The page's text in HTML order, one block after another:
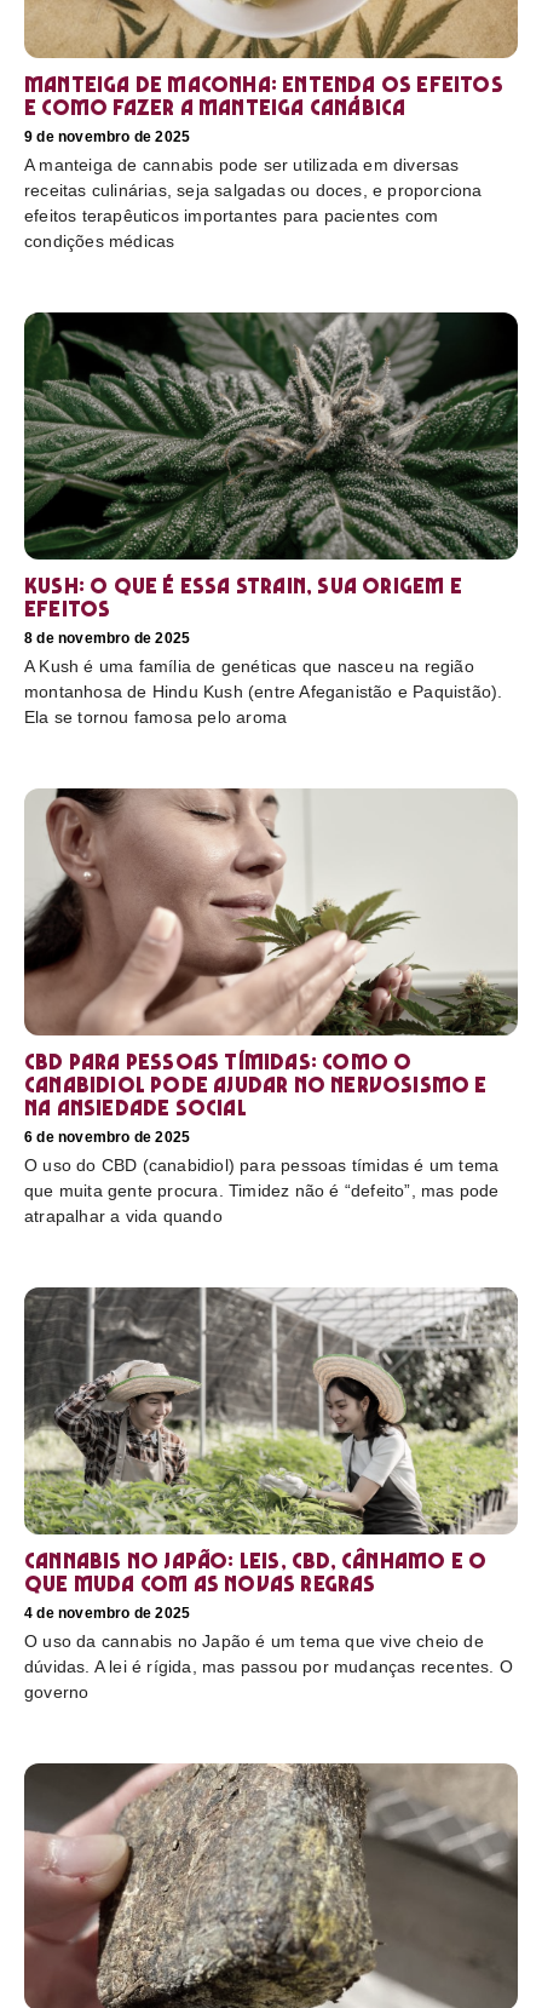
Manteiga de maconha: entenda os efeitos
e como fazer a manteiga canábica
9 de novembro de 2025
A manteiga de cannabis pode ser utilizada em diversas
receitas culinárias, seja salgadas ou doces, e proporciona
efeitos terapêuticos importantes para pacientes com
condições médicas
Kush: o que é essa strain, sua origem e
efeitos
8 de novembro de 2025
A Kush é uma família de genéticas que nasceu na região
montanhosa de Hindu Kush (entre Afeganistão e Paquistão).
Ela se tornou famosa pelo aroma
CBD para pessoas tímidas: como o
canabidiol pode ajudar no nervosismo e
na ansiedade social
6 de novembro de 2025
O uso do CBD (canabidiol) para pessoas tímidas é um tema
que muita gente procura. Timidez não é “defeito”, mas pode
atrapalhar a vida quando
Cannabis no Japão: leis, CBD, cânhamo e o
que muda com as novas regras
4 de novembro de 2025
O uso da cannabis no Japão é um tema que vive cheio de
dúvidas. A lei é rígida, mas passou por mudanças recentes. O
governo